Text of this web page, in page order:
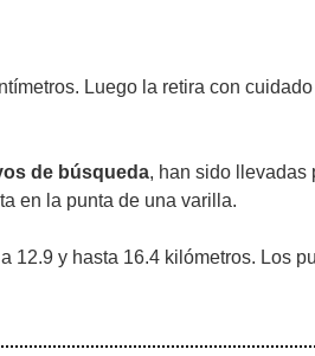
Luego la retira con cuidado
de búsqueda, han sido llevadas
en la punta de una varilla.
12.9 y hasta 16.4 kilómetros. Los